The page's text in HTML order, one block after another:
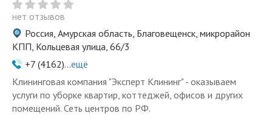
нет отзывов
Россия, Амурская область, Благовещенск, микрорайон
КПП, Кольцевая улица, 66/3
+7 (4162)...ещё
Клининговая компания "Эксперт Клининг" - оказываем
услуги по уборке квартир, коттеджей, офисов и других
помещений. Сеть центров по РФ.